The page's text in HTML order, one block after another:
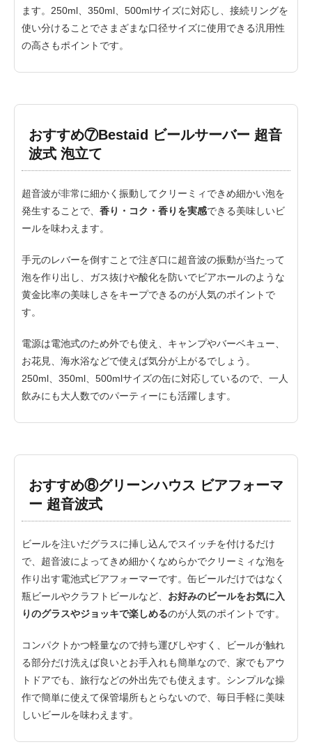
ます。250ml、350ml、500mlサイズに対応し、接続リングを
使い分けることでさまざまな口径サイズに使用できる汎用性
の高さもポイントです。
おすすめ⑦Bestaid ビールサーバー 超音
波式 泡立て
超音波が非常に細かく振動してクリーミィできめ細かい泡を
発生することで、 香り・コク・香りを実感できる美味しいビ
ールを味わえます。
手元のレバーを倒すことで注ぎ口に超音波の振動が当たって
泡を作り出し、ガス抜けや酸化を防いでビアホールのような
黄金比率の美味しさをキープできるのが人気のポイントで
す。
電源は電池式のため外でも使え、キャンプやバーベキュー、
お花見、海水浴などで使えば気分が上がるでしょう。
250ml、350ml、500mlサイズの缶に対応しているので、一人
飲みにも大人数でのパーティーにも活躍します。
おすすめ⑧グリーンハウス ビアフォーマ
ー 超音波式
ビールを注いだグラスに挿し込んでスイッチを付けるだけ
で、超音波によってきめ細かくなめらかでクリーミィな泡を
作り出す電池式ビアフォーマーです。缶ビールだけではなく
瓶ビールやクラフトビールなど、 お好みのビールをお気に入
りのグラスやジョッキで楽しめるのが人気のポイントです。
コンパクトかつ軽量なので持ち運びしやすく、ビールが触れ
る部分だけ洗えば良いとお手入れも簡単なので、家でもアウ
トドアでも、旅行などの外出先でも使えます。シンプルな操
作で簡単に使えて保管場所もとらないので、毎日手軽に美味
しいビールを味わえます。